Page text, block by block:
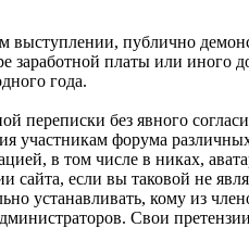
выступлении, публично
заработной платы или иного
года.
переписки без явного
участникам форума
в том числе в никах,
сайта, если вы таковой не
устанавливать, кому из
Свои